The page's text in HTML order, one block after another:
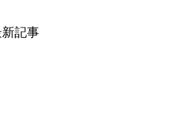
記事